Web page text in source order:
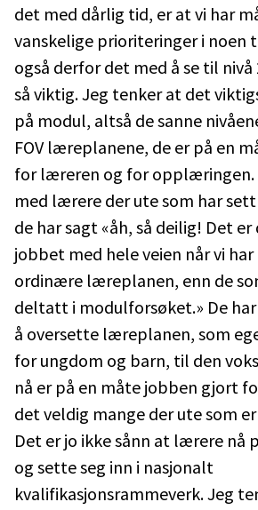
det med dårlig tid, er at vi har
vanskelige prioriteringer i noen
også derfor det med å se til
så viktig. Jeg tenker at det
på modul, altså de sanne
FOV læreplanene, de er på en
for læreren og for opplæringen.
med lærere der ute som har
de har sagt «åh, så deilig! Det
jobbet med hele veien når vi
ordinære læreplanen, enn de
deltatt i modulforsøket.» De
å oversette læreplanen, som
for ungdom og barn, til den
nå er på en måte jobben gjort
det veldig mange der ute som
Det er jo ikke sånn at lærere nå
og sette seg inn i nasjonalt
kvalifikasjonsrammeverk. Jeg